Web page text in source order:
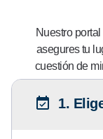
Nuestro
asegures tu
cuestión de
1.